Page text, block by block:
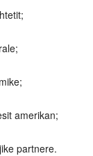
amerikan;
partnere.